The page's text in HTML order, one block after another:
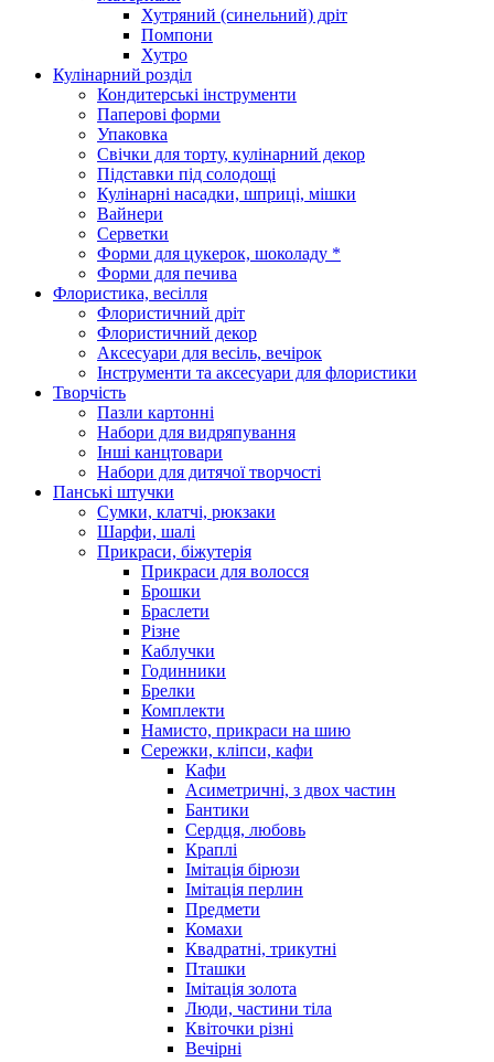
Хутряний (синельний) дріт
Помпони
Хутро
Кулінарний розділ
Кондитерські інструменти
Паперові форми
Упаковка
Свічки для торту, кулінарний декор
Підставки під солодощі
Кулінарні насадки, шприці, мішки
Вайнери
Серветки
Форми для цукерок, шоколаду *
Форми для печива
Флористика, весілля
Флористичний дріт
Флористичний декор
Аксесуари для весіль, вечірок
Інструменти та аксесуари для флористики
Творчість
Пазли картонні
Набори для видряпування
Інші канцтовари
Набори для дитячої творчості
Панські штучки
Сумки, клатчі, рюкзаки
Шарфи, шалі
Прикраси, біжутерія
Прикраси для волосся
Брошки
Браслети
Різне
Каблучки
Годинники
Брелки
Комплекти
Намисто, прикраси на шию
Сережки, кліпси, кафи
Кафи
Асиметричні, з двох частин
Бантики
Сердця, любовь
Краплі
Імітація бірюзи
Імітація перлин
Предмети
Комахи
Квадратні, трикутні
Пташки
Імітація золота
Люди, частини тіла
Квіточки різні
Вечірні